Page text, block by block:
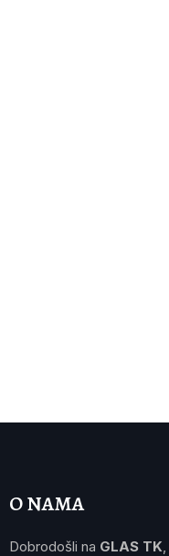
O NAMA
Dobrodošli na GLAS TK